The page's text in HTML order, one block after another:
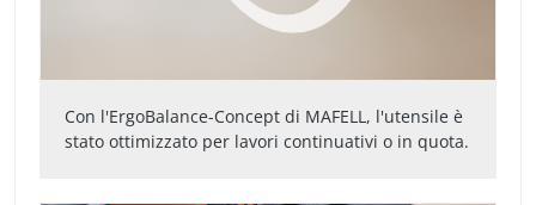
Con l'ErgoBalance-Concept di MAFELL, l'utensile è
stato ottimizzato per lavori continuativi o in quota.